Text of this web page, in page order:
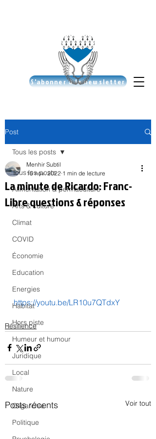
S'abonner à la newsletter
Post
Tous les posts
Alimentation & permaculture
Arts & culture
Climat
COVID
Économie
Education
Energies
Habitat
Hors piste
Humeur et humour
Juridique
Local
Nature
Oligarchie
Politique
Tous les posts
La minute de Ricardo: Franc-
Libre questions & réponses
Menhir Subtil
15 nov. 2022 1 min de lecture
https://youtu.be/LR10u7QTdxY
Résilience
Posts récents Voir tout